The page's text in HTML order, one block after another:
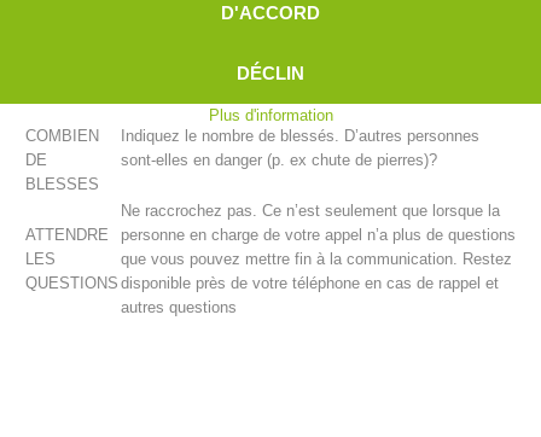
Centres de secours
„Des appels au secours proviennent d’une paroi
„Un randonneur à des douleurs aigües dans la poitrine“...
COMBIEN
DE
BLESSES
Indiquez le nombre de blessés. D’autres personnes
sont-elles en danger (p. ex chute de pierres)?
ATTENDRE
LES
QUESTIONS
Ne raccrochez pas. Ce n’est seulement que lorsque la
personne en charge de votre appel n’a plus de questions
que vous pouvez mettre fin à la communication. Restez
disponible près de votre téléphone en cas de rappel et
autres questions
D'ACCORD
DÉCLIN
Plus d'information